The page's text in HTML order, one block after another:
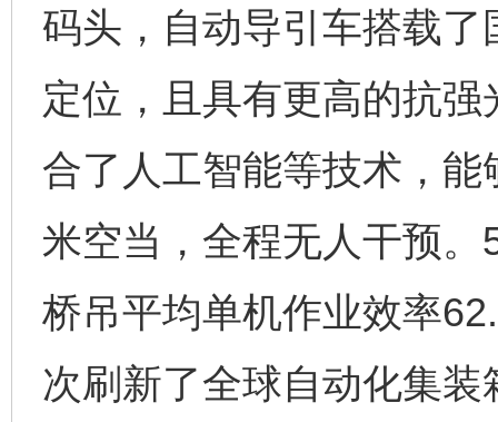
码头，自动导引车搭载
定位，且具有更高的抗
合了人工智能等技术，
米空当，全程无人干预
桥吊平均单机作业效率
次刷新了全球自动化集